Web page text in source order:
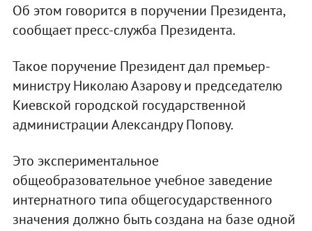
Об этом говорится в поручении Президента,
сообщает пресс-служба Президента.
Такое поручение Президент дал премьер-
министру Николаю Азарову и председателю
Киевской городской государственной
администрации Александру Попову.
Это экспериментальное
общеобразовательное учебное заведение
интернатного типа общегосударственного
значения должно быть создана на базе одной